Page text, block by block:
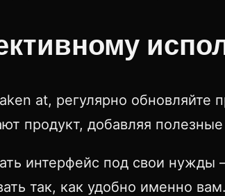
at, регулярно обновляйте
продукт, добавляя
интерфейс под свои
так, как удобно именно вам.